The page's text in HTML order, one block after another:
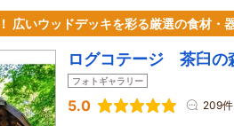
広いウッドデッキを彩る厳選の食材・
ログコテージ 茶臼の
フォトギャラリー
5.0 209件